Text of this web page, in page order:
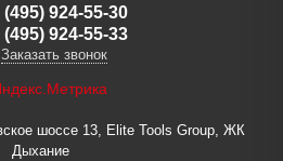
(495) 924-55-30
(495) 924-55-33
Заказать звонок
шоссе 13, Elite Tools Group, ЖК
Дыхание